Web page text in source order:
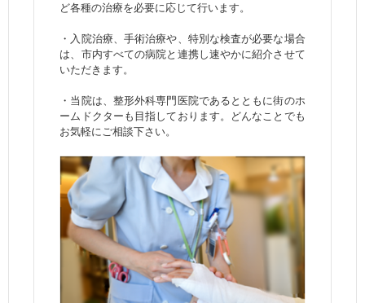
ど各種の治療を必要に応じて行います。
・入院治療、手術治療や、特別な検査が必要な場合
は、市内すべての病院と連携し速やかに紹介させて
いただきます。
・当院は、整形外科専門医院であるとともに街のホ
ームドクターも目指しております。どんなことでも
お気軽にご相談下さい。